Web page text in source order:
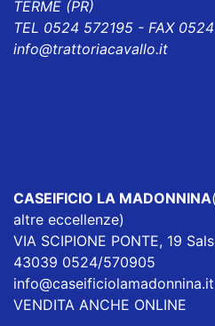
TERME (PR)
TEL 0524 572195 - FAX
info@trattoriacavallo.it
CASEIFICIO LA MADONNINA
altre eccellenze)
VIA SCIPIONE PONTE, 19
43039 0524/570905
info@caseificiolamadonnina.it
VENDITA ANCHE ONLINE